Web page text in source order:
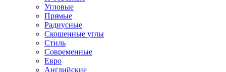
Угловые
Прямые
Радиусные
Скошенные углы
Стиль
Современные
Евро
Английские